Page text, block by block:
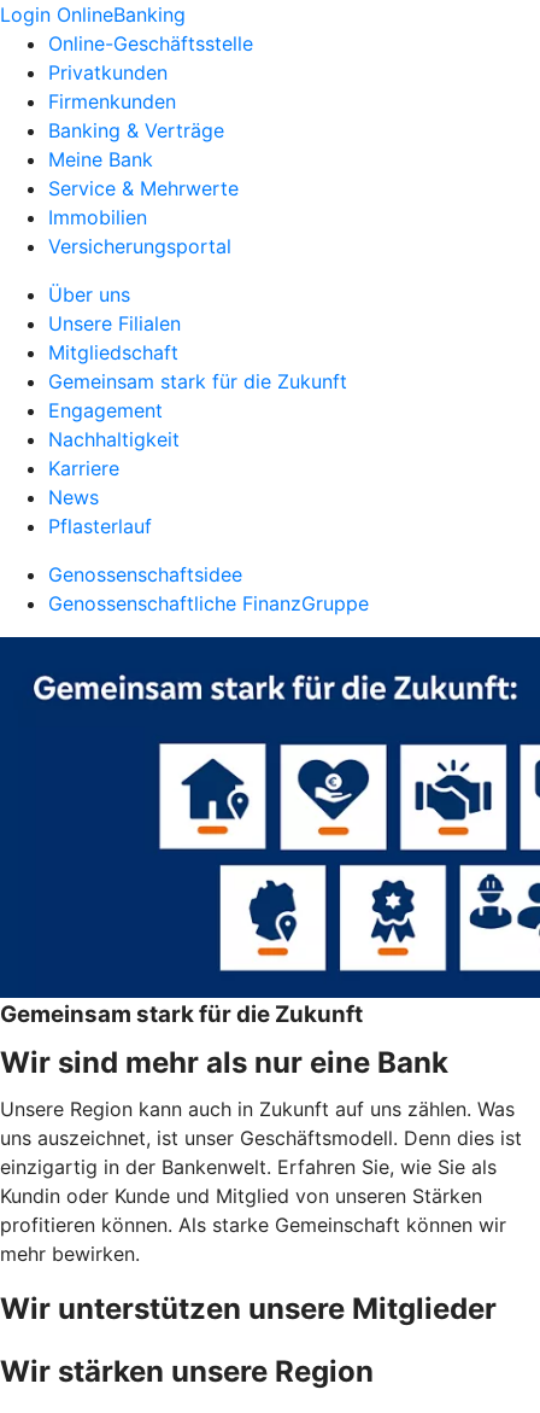
Login OnlineBanking
Online-Geschäftsstelle
Privatkunden
Firmenkunden
Banking & Verträge
Meine Bank
Service & Mehrwerte
Immobilien
Versicherungsportal
Über uns
Unsere Filialen
Mitgliedschaft
Gemeinsam stark für die Zukunft
Engagement
Nachhaltigkeit
Karriere
News
Pflasterlauf
Genossenschaftsidee
Genossenschaftliche FinanzGruppe
Gemeinsam stark für die Zukunft
Wir sind mehr als nur eine Bank
Unsere Region kann auch in Zukunft auf uns zählen. Was
uns auszeichnet, ist unser Geschäftsmodell. Denn dies ist
einzigartig in der Bankenwelt. Erfahren Sie, wie Sie als
Kundin oder Kunde und Mitglied von unseren Stärken
profitieren können. Als starke Gemeinschaft können wir
mehr bewirken.
Wir unterstützen unsere Mitglieder
Wir stärken unsere Region